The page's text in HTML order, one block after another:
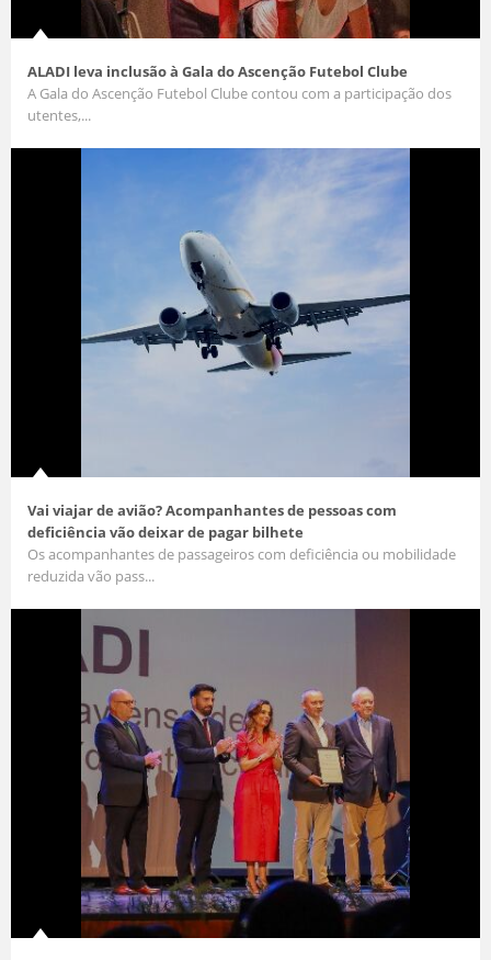
ALADI leva inclusão à Gala do Ascenção Futebol Clube
A Gala do Ascenção Futebol Clube contou com a participação dos
utentes,...
Vai viajar de avião? Acompanhantes de pessoas com
deficiência vão deixar de pagar bilhete
Os acompanhantes de passageiros com deficiência ou mobilidade
reduzida vão pass...